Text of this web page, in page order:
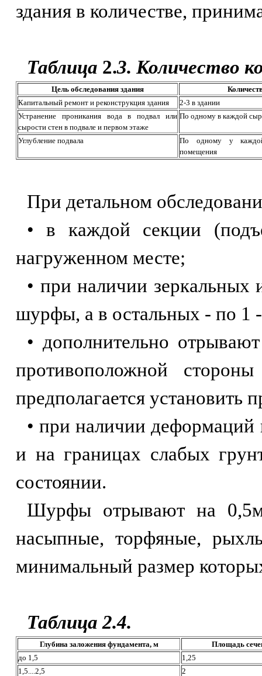
здания в количестве,
Таблица 2.3. Количество
Цель обследования здания
Капитальный ремонт и реконструкция здания
2-3 в здании
Устранение проникания вода в подвал или
сырости стен в подвале и первом этаже
По одному в каждой
Углубление подвала
По одному у каждой
помещения
При детальном
• в каждой секции
нагруженном месте;
• при наличии
шурфы, а в остальных - по 1
• дополнительно
противоположной
предполагается
• при наличии
и на границах слабых
состоянии.
Шурфы отрывают на
насыпные, торфяные,
минимальный размер
Таблица 2.4.
Глубина заложения фундамента, м
Площадь
до 1,5
1,25
1,5....2,5
2